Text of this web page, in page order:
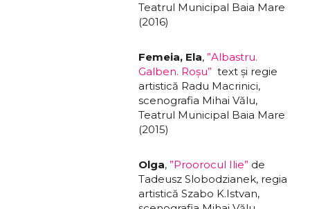
Teatrul Municipal Baia Mare
(2016)
Femeia, Ela, ”Albastru.
Galben. Roșu” text și regie
artistică Radu Macrinici,
scenografia Mihai Vălu,
Teatrul Municipal Baia Mare
(2015)
Olga, ”Proorocul Ilie” de
Tadeusz Slobodzianek, regia
artistică Szabo K.Istvan,